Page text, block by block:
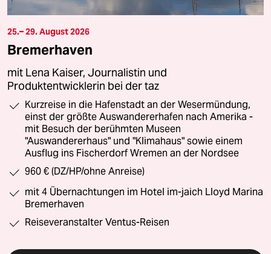
25.– 29. August 2026
Bremerhaven
mit Lena Kaiser, Journalistin und
Produktentwicklerin bei der taz
Kurzreise in die Hafenstadt an der Wesermündung,
einst der größte Auswandererhafen nach Amerika -
mit Besuch der berühmten Museen
"Auswandererhaus" und "Klimahaus" sowie einem
Ausflug ins Fischerdorf Wremen an der Nordsee
960 € (DZ/HP/ohne Anreise)
mit 4 Übernachtungen im Hotel im-jaich Lloyd Marina
Bremerhaven
Reiseveranstalter Ventus-Reisen